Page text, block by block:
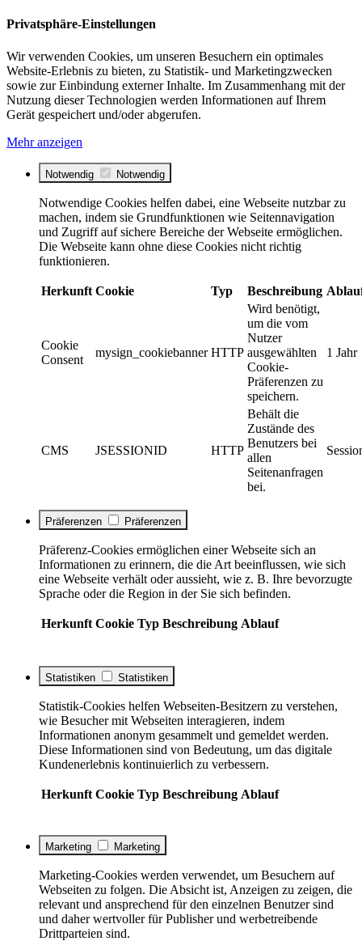
Privatsphäre-Einstellungen
Wir verwenden Cookies, um unseren Besuchern ein optimales
Website-Erlebnis zu bieten, zu Statistik- und Marketingzwecken
sowie zur Einbindung externer Inhalte. Im Zusammenhang mit der
Nutzung dieser Technologien werden Informationen auf Ihrem
Gerät gespeichert und/oder abgerufen.
Mehr anzeigen
Notwendig Notwendig
Notwendige Cookies helfen dabei, eine Webseite nutzbar zu
machen, indem sie Grundfunktionen wie Seitennavigation
und Zugriff auf sichere Bereiche der Webseite ermöglichen.
Die Webseite kann ohne diese Cookies nicht richtig
funktionieren.
Herkunft Cookie Typ Beschreibung
Cookie
Consent
mysign_cookiebanner HTTP
Wird benötigt,
um die vom
Nutzer
ausgewählten
Cookie-
Präferenzen zu
speichern.
1 Jahr
CMS JSESSIONID HTTP
Behält die
Zustände des
Benutzers bei
allen
Seitenanfragen
bei.
Präferenzen Präferenzen
Präferenz-Cookies ermöglichen einer Webseite sich an
Informationen zu erinnern, die die Art beeinflussen, wie sich
eine Webseite verhält oder aussieht, wie z. B. Ihre bevorzugte
Sprache oder die Region in der Sie sich befinden.
Herkunft Cookie Typ Beschreibung Ablauf
Statistiken Statistiken
Statistik-Cookies helfen Webseiten-Besitzern zu verstehen,
wie Besucher mit Webseiten interagieren, indem
Informationen anonym gesammelt und gemeldet werden.
Diese Informationen sind von Bedeutung, um das digitale
Kundenerlebnis kontinuierlich zu verbessern.
Herkunft Cookie Typ Beschreibung Ablauf
Marketing Marketing
Marketing-Cookies werden verwendet, um Besuchern auf
Webseiten zu folgen. Die Absicht ist, Anzeigen zu zeigen, die
relevant und ansprechend für den einzelnen Benutzer sind
und daher wertvoller für Publisher und werbetreibende
Drittparteien sind.